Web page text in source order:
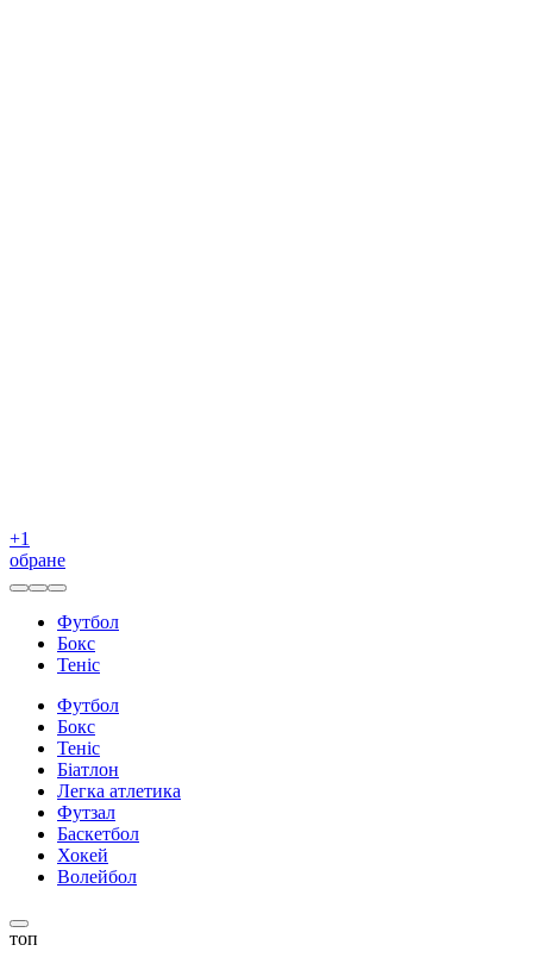
+1
обране
Футбол
Бокс
Теніс
Футбол
Бокс
Теніс
Біатлон
Легка атлетика
Футзал
Баскетбол
Хокей
Волейбол
топ